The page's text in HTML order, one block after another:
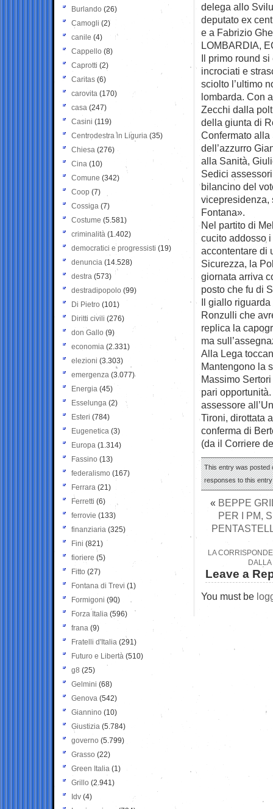
delega allo
deputato ex
e a Fabrizio
LOMBARDIA,
Il primo round
incrociati e
sciolto l’ultimo
lombarda. Con
Zecchi dalla
della giunta di
Confermato
dell’azzurro
alla Sanità,
Sedici
bilancino del
vicepresidenza,
Fontana».
Nel partito di
cucito addosso
accontentare di
Sicurezza, la
giornata arriva
posto che fu di
Il giallo
Ronzulli che
replica la
ma
Alla Lega
Mantengono la
Massimo
pari
assessore
Tironi, dirottata
conferma di
(da il Corriere
This entry was posted
responses to this
« BEPPE
PER I PM,
LA
Leave a
You must be
Burlando (26)
Camogli (2)
canile (4)
Cappello (8)
Caprotti (2)
Caritas (6)
carovita (170)
casa (247)
Casini (119)
Centrodestra in Liguria (35)
Chiesa (276)
Cina (10)
Comune (342)
Coop (7)
Cossiga (7)
Costume (5.581)
criminalità (1.402)
democratici e progressisti (19)
denuncia (14.528)
destra (573)
destradipopolo (99)
Di Pietro (101)
Diritti civili (276)
don Gallo (9)
economia (2.331)
elezioni (3.303)
emergenza (3.077)
Energia (45)
Esselunga (2)
Esteri (784)
Eugenetica (3)
Europa (1.314)
Fassino (13)
federalismo (167)
Ferrara (21)
Ferretti (6)
ferrovie (133)
finanziaria (325)
Fini (821)
fioriere (5)
Fitto (27)
Fontana di Trevi (1)
Formigoni (90)
Forza Italia (596)
frana (9)
Fratelli d'Italia (291)
Futuro e Libertà (510)
g8 (25)
Gelmini (68)
Genova (542)
Giannino (10)
Giustizia (5.784)
governo (5.799)
Grasso (22)
Green Italia (1)
Grillo (2.941)
Idv (4)